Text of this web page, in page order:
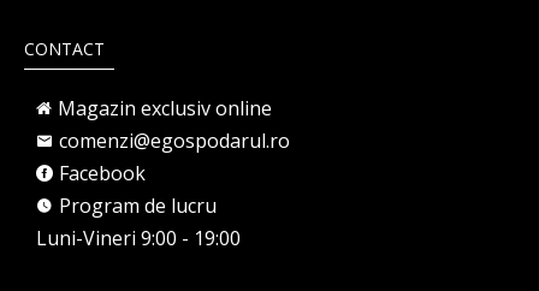
CONTACT
Magazin exclusiv online
comenzi@egospodarul.ro
Facebook
Program de lucru
Luni-Vineri 9:00 - 19:00